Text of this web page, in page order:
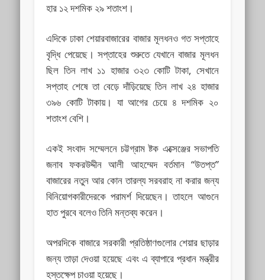
হার ১২ দশমিক ২৯ শতাংশ।
এদিকে ঢাকা শেয়ারবাজারের বাজার মূলধনও গত সপ্তাহে
বৃদ্ধি পেয়েছে। সপ্তাহের শুরুতে যেখানে বাজার মূলধন
ছিল তিন লাখ ১১ হাজার ৩২৩ কোটি টাকা, সেখানে
সপ্তাহ শেষে তা বেড়ে দাঁড়িয়েছে তিন লাখ ২৪ হাজার
৩৯৬ কোটি টাকায়। যা আগের চেয়ে ৪ দশমিক ২০
শতাংশ বেশি।
একই সংবাদ সম্মেলনে চট্টগ্রাম ষ্টক এক্সেঞ্জের সভাপতি
জনাব ফকরউদ্দীন আলী আহম্মেদ বর্তমান “উতপ্ত”
বাজারের নতুন আর কোন তারল্য সরবরাহ না করার জন্য
বিনিয়োগকারীদেরকে পরামর্শ দিয়েছেন। তাহলে আগুনে
হাত পুরবে বলেও তিনি মন্তব্য করেন।
অপরদিকে বাজারে সরকারী প্রতিষ্ঠাণগুলোর শেয়ার ছাড়ার
জন্য তাড়া দেওয়া হয়েছে এবং এ ব্যাপারে প্রধান মন্ত্রীর
হস্তক্ষেপ চাওয়া হয়েছে।